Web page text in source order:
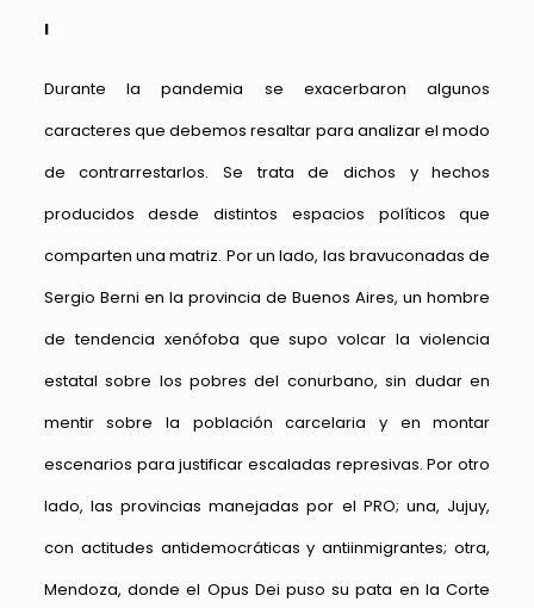
I
Durante la pandemia se exacerbaron algunos
caracteres que debemos resaltar para analizar el modo
de contrarrestarlos. Se trata de dichos y hechos
producidos desde distintos espacios políticos que
comparten una matriz. Por un lado, las bravuconadas de
Sergio Berni en la provincia de Buenos Aires, un hombre
de tendencia xenófoba que supo volcar la violencia
estatal sobre los pobres del conurbano, sin dudar en
mentir sobre la población carcelaria y en montar
escenarios para justificar escaladas represivas. Por otro
lado, las provincias manejadas por el PRO; una, Jujuy,
con actitudes antidemocráticas y antiinmigrantes; otra,
Mendoza, donde el Opus Dei puso su pata en la Corte